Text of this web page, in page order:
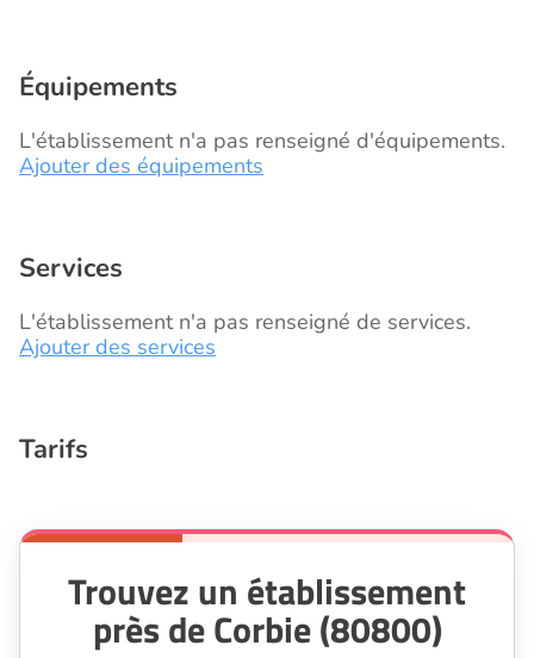
Équipements
L'établissement n'a pas renseigné d'équipements.
Ajouter des équipements
Services
L'établissement n'a pas renseigné de services.
Ajouter des services
Tarifs
Trouvez un établissement
près de Corbie (80800)